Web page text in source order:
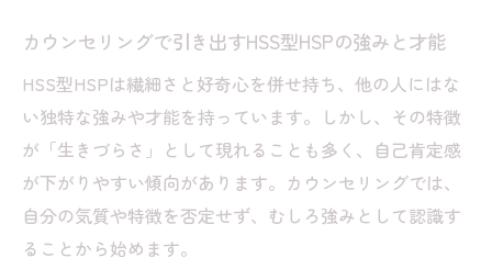
カウンセリングで引き出すHSS型HSPの強みと才能
HSS型HSPは繊細さと好奇心を併せ持ち、他の人にはな
い独特な強みや才能を持っています。しかし、その特徴
が「生きづらさ」として現れることも多く、自己肯定感
が下がりやすい傾向があります。カウンセリングでは、
自分の気質や特徴を否定せず、むしろ強みとして認識す
ることから始めます。